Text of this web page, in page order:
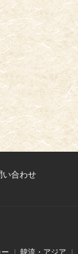
い合わせ
韓流・アジア